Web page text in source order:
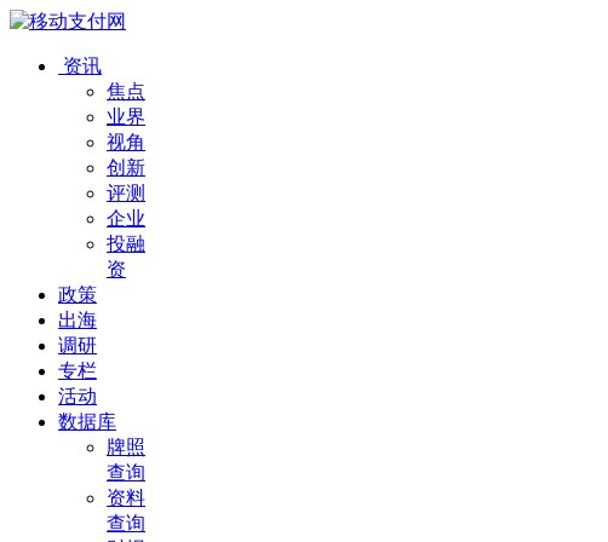
资讯
焦点
业界
视角
创新
评测
企业
投融
资
政策
出海
调研
专栏
活动
数据库
牌照
查询
资料
查询